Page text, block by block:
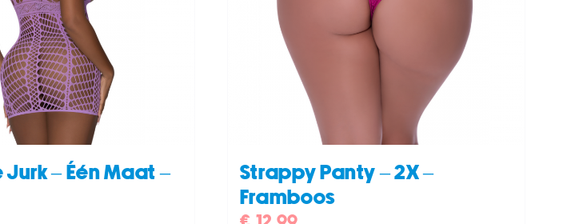
– Één Maat –
DETAILS
Strappy Panty – 2X –
Framboos